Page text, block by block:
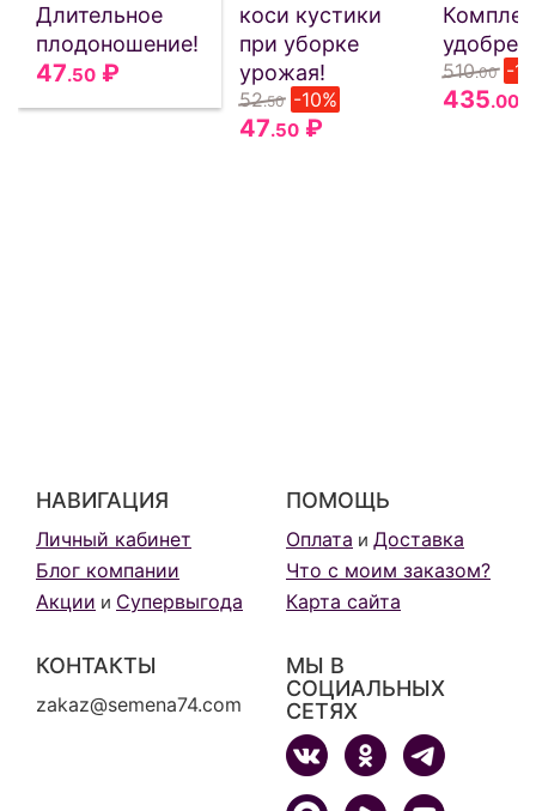
Длительное
плодоношение!
47.50 ₽
коси кустики
при уборке
урожая!
52.50 -10%
47.50 ₽
510.00 -
435.00
НАВИГАЦИЯ
Личный кабинет
Блог компании
Акции и Супервыгода
ПОМОЩЬ
Оплата и Доставка
Что с моим заказом?
Карта сайта
КОНТАКТЫ
zakaz@semena74.com
МЫ В
СОЦИАЛЬНЫХ
СЕТЯХ